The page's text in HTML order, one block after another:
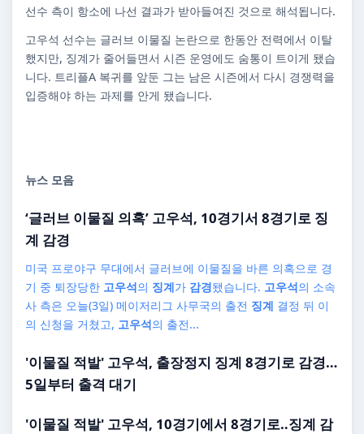
선수 측이 항소에 나선 결과가 받아들여진 것으로 해석됩니다.
고우석 선수는 글러브 이물질 논란으로 한동안 전력에서 이탈
했지만, 징계가 줄어들면서 시즌 운영에도 숨통이 트이게 됐습
니다. 트리플A 복귀를 앞둔 그는 남은 시즌에서 다시 경쟁력을
입증해야 하는 과제를 안게 됐습니다.
뉴스 모음
‘글러브 이물질 의혹’ 고우석, 10경기서 8경기로 징
계 감경
미국 프로야구 무대에서 글러브에 이물질을 바른 의혹으로 경
기 중 퇴장당한 고우석의 징계가 감경됐습니다. 고우석의 소속
사 측은 오늘(3일) 메이저리그 사무국의 출전 징계 결정 뒤 이
의 신청을 거쳤고, 고우석의 출전...
'이물질 적발' 고우석, 출장정지 징계 8경기로 감경…
5일부터 출격 대기
'이물질 적발' 고우석, 10경기에서 8경기로‥징계 감